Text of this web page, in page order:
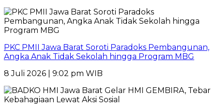
PKC PMII Jawa Barat Soroti Paradoks Pembangunan,
Angka Anak Tidak Sekolah hingga Program MBG
8 Juli 2026 | 9:02 pm WIB